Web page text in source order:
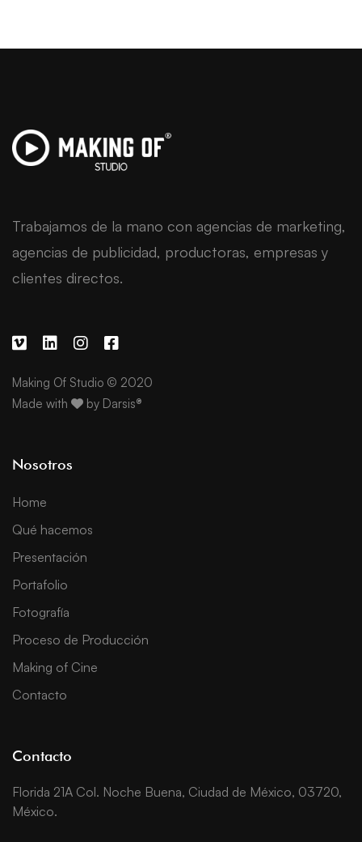
Trabajamos de la mano con agencias de marketing,
agencias de publicidad, productoras, empresas y
clientes directos.
Making Of Studio © 2020
Made with
by Darsis®
Nosotros
Home
Qué hacemos
Presentación
Portafolio
Fotografía
Proceso de Producción
Making of Cine
Contacto
Contacto
Florida 21A Col. Noche Buena, Ciudad de México, 03720,
México.